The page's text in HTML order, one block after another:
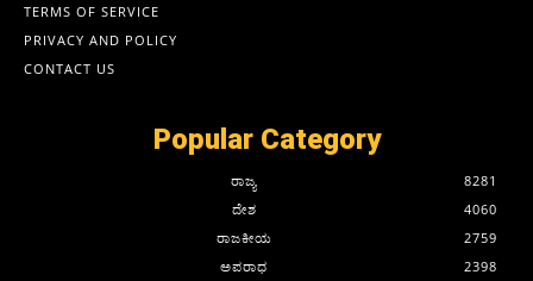
TERMS OF SERVICE
PRIVACY AND POLICY
CONTACT US
Popular Category
ರಾಜ್ಯ
8281
ದೇಶ
4060
ರಾಜಕೀಯ
2759
ಅಪರಾಧ
2398